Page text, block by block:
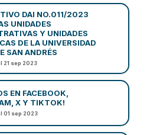
DAI NO.011/2023
UNIDADES
Y UNIDADES
DE LA UNIVERSIDAD
SAN ANDRÉS
21 sep 2023
EN FACEBOOK,
X Y TIKTOK!
01 sep 2023